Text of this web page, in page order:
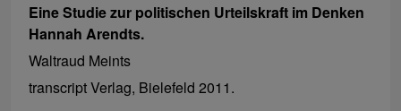
Eine Studie zur politischen Urteilskraft im Denken
Hannah Arendts.
Waltraud Meints
transcript Verlag, Bielefeld 2011.